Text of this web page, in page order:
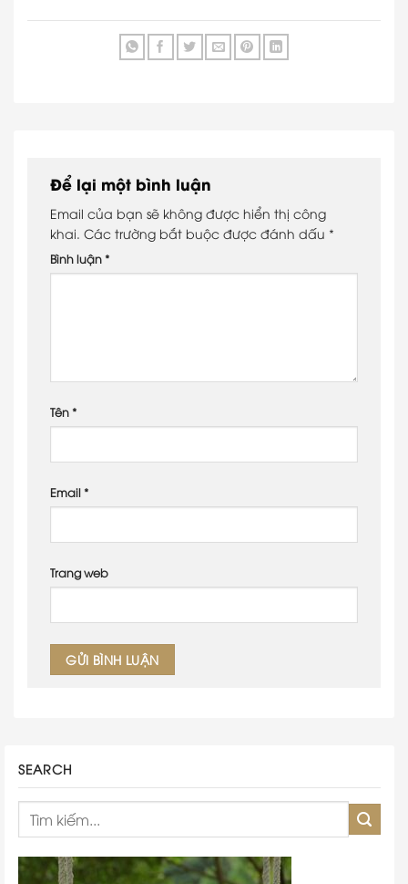
Để lại một bình luận
Email của bạn sẽ không được hiển thị công
khai. Các trường bắt buộc được đánh dấu *
Bình luận *
Tên *
Email *
Trang web
SEARCH